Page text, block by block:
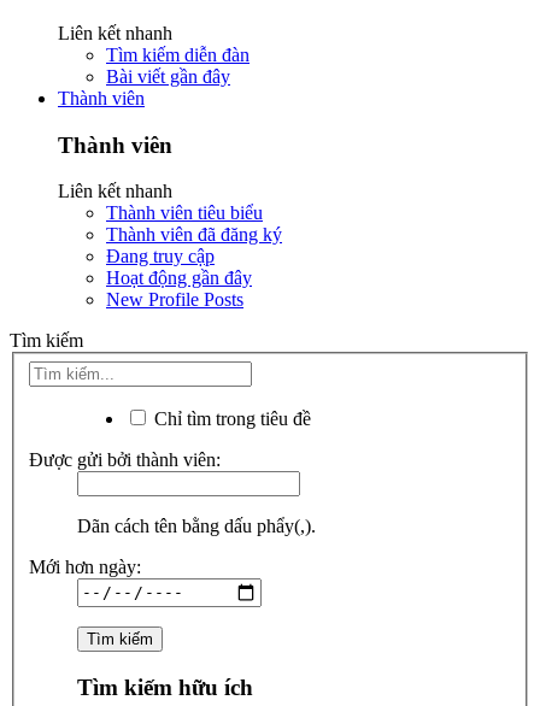
Liên kết nhanh
Tìm kiếm diễn đàn
Bài viết gần đây
Thành viên
Thành viên
Liên kết nhanh
Thành viên tiêu biểu
Thành viên đã đăng ký
Đang truy cập
Hoạt động gần đây
New Profile Posts
Tìm kiếm
Chỉ tìm trong tiêu đề
Được gửi bởi thành viên:
Dãn cách tên bằng dấu phẩy(,).
Mới hơn ngày:
Tìm kiếm hữu ích